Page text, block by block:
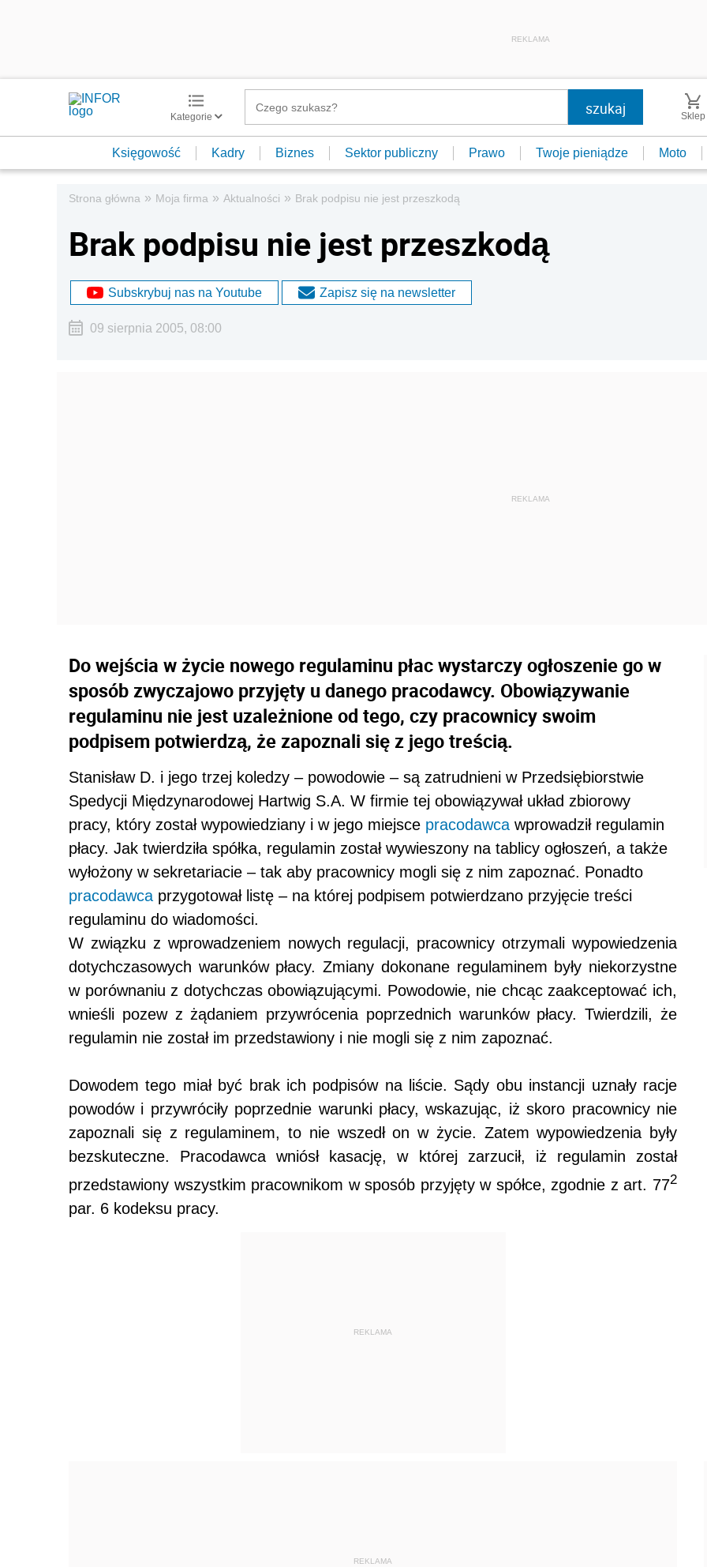
REKLAMA
Kategorie Sklep
Księgowość Kadry Biznes Sektor publiczny Prawo Twoje pieniądze Moto
Strona główna » Moja firma » Aktualności » Brak podpisu nie jest przeszkodą
Brak podpisu nie jest przeszkodą
Subskrybuj nas na Youtube Zapisz się na newsletter
09 sierpnia 2005, 08:00
Do wejścia w życie nowego regulaminu płac wystarczy ogłoszenie go w
sposób zwyczajowo przyjęty u danego pracodawcy. Obowiązywanie
regulaminu nie jest uzależnione od tego, czy pracownicy swoim
podpisem potwierdzą, że zapoznali się z jego treścią.
Stanisław D. i jego trzej koledzy – powodowie – są zatrudnieni w Przedsiębiorstwie
Spedycji Międzynarodowej Hartwig S.A. W firmie tej obowiązywał układ zbiorowy
pracy, który został wypowiedziany i w jego miejsce pracodawca wprowadził regulamin
płacy. Jak twierdziła spółka, regulamin został wywieszony na tablicy ogłoszeń, a także
wyłożony w sekretariacie – tak aby pracownicy mogli się z nim zapoznać. Ponadto
pracodawca przygotował listę – na której podpisem potwierdzano przyjęcie treści
regulaminu do wiadomości.
W związku z wprowadzeniem nowych regulacji, pracownicy otrzymali wypowiedzenia
dotychczasowych warunków płacy. Zmiany dokonane regulaminem były niekorzystne
w porównaniu z dotychczas obowiązującymi. Powodowie, nie chcąc zaakceptować ich,
wnieśli pozew z żądaniem przywrócenia poprzednich warunków płacy. Twierdzili, że
regulamin nie został im przedstawiony i nie mogli się z nim zapoznać.
Dowodem tego miał być brak ich podpisów na liście. Sądy obu instancji uznały racje
powodów i przywróciły poprzednie warunki płacy, wskazując, iż skoro pracownicy nie
zapoznali się z regulaminem, to nie wszedł on w życie. Zatem wypowiedzenia były
bezskuteczne. Pracodawca wniósł kasację, w której zarzucił, iż regulamin został
przedstawiony wszystkim pracownikom w sposób przyjęty w spółce, zgodnie z art. 772
par. 6 kodeksu pracy.
REKLAMA
REKLAMA